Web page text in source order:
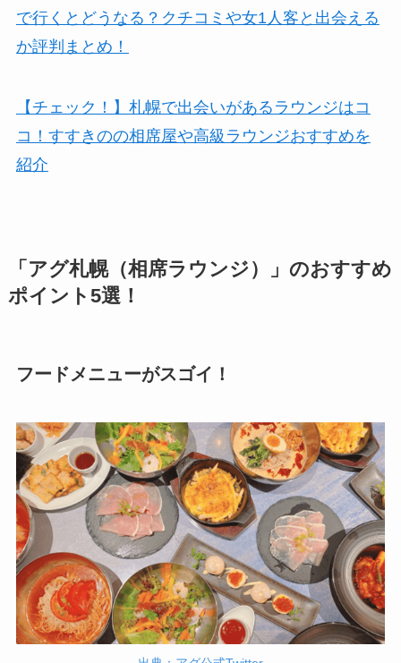
で行くとどうなる？クチコミや女1人客と出会える
か評判まとめ！
【チェック！】札幌で出会いがあるラウンジはコ
コ！すすきのの相席屋や高級ラウンジおすすめを
紹介
「アグ札幌（相席ラウンジ）」のおすすめ
ポイント5選！
フードメニューがスゴイ！